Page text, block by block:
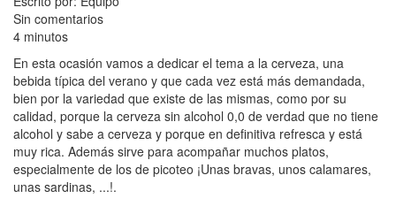
Sin comentarios
4 minutos
En esta ocasión vamos a dedicar el tema a la cerveza, una
bebida típica del verano y que cada vez está más demandada,
bien por la variedad que existe de las mismas, como por su
calidad, porque la cerveza sin alcohol 0,0 de verdad que no tiene
alcohol y sabe a cerveza y porque en definitiva refresca y está
muy rica. Además sirve para acompañar muchos platos,
especialmente de los de picoteo ¡Unas bravas, unos calamares,
unas sardinas, ...!.